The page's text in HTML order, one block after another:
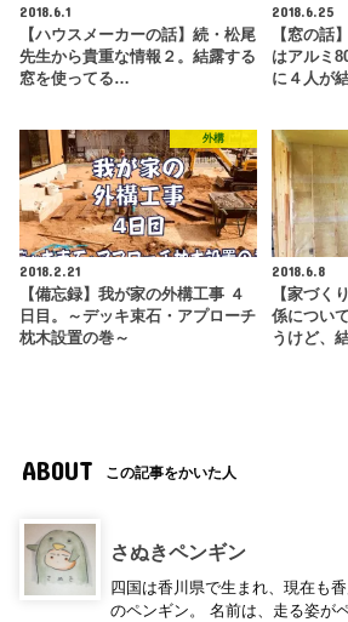
2018.6.1
【ハウスメーカーの話】続・松尾
先生から貴重な情報２。結露する
窓を使ってる…
2018.6.25
【窓の話
はアルミ
に４人が
外構
2018.2.21
【備忘録】我が家の外構工事 ４
日目。～デッキ束石・アプローチ
枕木設置の巻～
2018.6.8
【家づく
係につい
うけど、
ABOUT この記事をかいた人
さぬきペンギン
四国は香川県で生まれ、現在も
のペンギン。 名前は、走る姿が